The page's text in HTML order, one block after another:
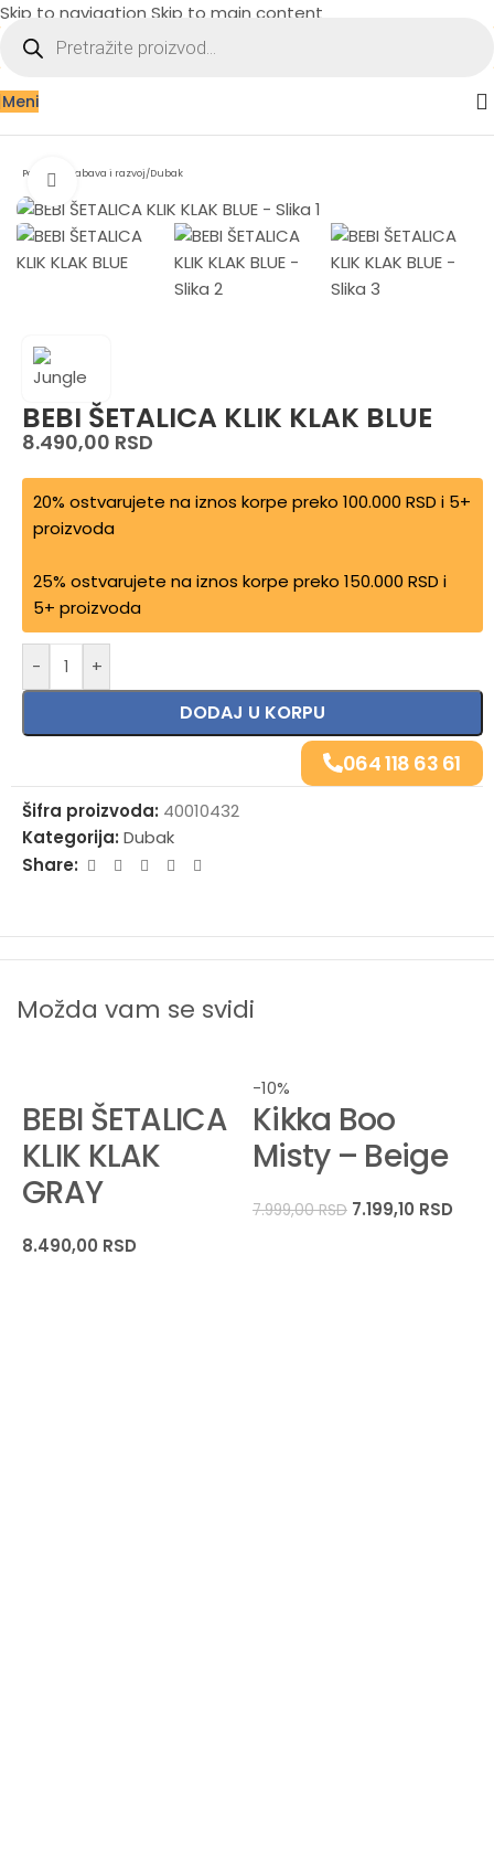
Skip to navigation Skip to main content
Meni
Početna Zabava i razvoj/Dubak
Zumiraj sliku
BEBI ŠETALICA KLIK KLAK BLUE
8.490,00 RSD
20% ostvarujete na iznos korpe preko 100.000 RSD i 5+
proizvoda
25% ostvarujete na iznos korpe preko 150.000 RSD i
5+ proizvoda
- +
DODAJ U KORPU
064 118 63 61
Šifra proizvoda: 40010432
Kategorija: Dubak
Share:
Možda vam se svidi
BEBI ŠETALICA
KLIK KLAK
GRAY
8.490,00 RSD
-10%
Kikka Boo
Misty – Beige
7.999,00RSD 7.199,10 RSD